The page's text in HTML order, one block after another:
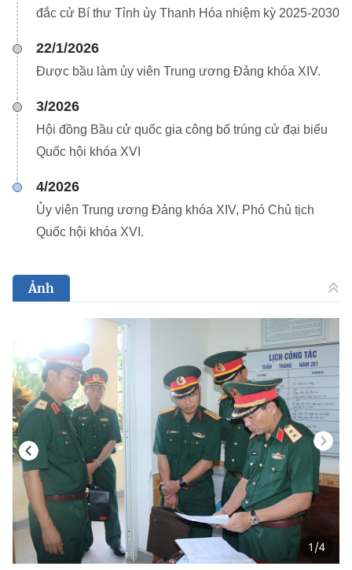
đắc cử Bí thư Tỉnh ủy Thanh Hóa nhiệm kỳ 2025-2030
22/1/2026
Được bầu làm ủy viên Trung ương Đảng khóa XIV.
3/2026
Hội đồng Bầu cử quốc gia công bố trúng cử đại biểu
Quốc hội khóa XVI
4/2026
Ủy viên Trung ương Đảng khóa XIV, Phó Chủ tịch
Quốc hội khóa XVI.
Ảnh
1 /4